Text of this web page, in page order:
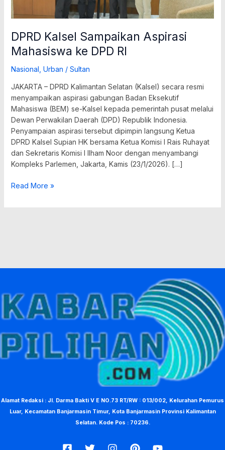
DPRD Kalsel Sampaikan Aspirasi
Mahasiswa ke DPD RI
Nasional Urban / Sultan
JAKARTA – DPRD Kalimantan Selatan (Kalsel) secara resmi
menyampaikan aspirasi gabungan Badan Eksekutif
Mahasiswa (BEM) se-Kalsel kepada pemerintah pusat melalui
Dewan Perwakilan Daerah (DPD) Republik Indonesia.
Penyampaian aspirasi tersebut dipimpin langsung Ketua
DPRD Kalsel Supian HK bersama Ketua Komisi I Rais Ruhayat
dan Sekretaris Komisi I Ilham Noor dengan menyambangi
Kompleks Parlemen, Jakarta, Kamis (23/1/2026). […]
Read More »
Alamat Redaksi : Jl. Darma Bakti V E NO.73 RT/RW : 013/002, Kelurahan Pemurus
Luar, Kecamatan Banjarmasin Timur, Kota Banjarmasin Provinsi Kalimantan
Selatan. Kode Pos : 70236.